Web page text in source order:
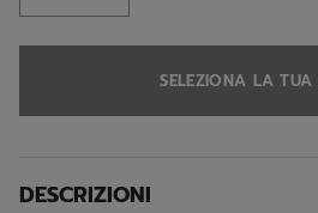
SELEZIONA LA TUA
DESCRIZIONI